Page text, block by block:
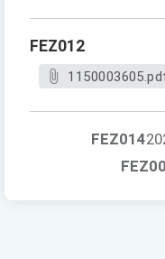
FEZ012
FEZ014